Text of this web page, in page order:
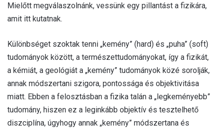
Mielőtt megválaszolnánk, vessünk egy pillantást a fizikára,
amit itt kutatnak.
Különbséget szoktak tenni „kemény” (hard) és „puha” (soft)
tudományok között, a természettudományokat, így a fizikát,
a kémiát, a geológiát a „kemény” tudományok közé sorolják,
annak módszertani szigora, pontossága és objektivitása
miatt. Ebben a felosztásban a fizika talán a „legkeményebb”
tudomány, hiszen ez a leginkább objektív és tesztelhető
diszciplína, úgyhogy annak „kemény” módszertana és